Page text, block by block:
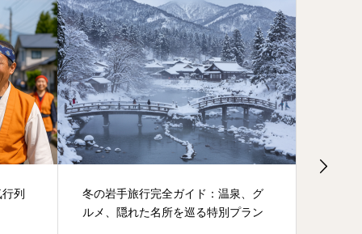
列
冬の岩手旅行完全ガイド：温泉、グ
ルメ、隠れた名所を巡る特別プラン